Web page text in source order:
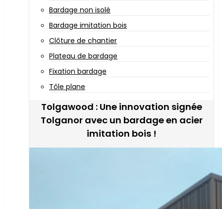
Bardage non isolé
Bardage imitation bois
Clôture de chantier
Plateau de bardage
Fixation bardage
Tôle plane
Tolgawood : Une innovation signée
Tolganor avec un bardage en acier
imitation bois !